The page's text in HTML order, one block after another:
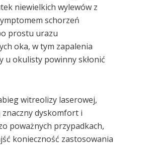
niewielkich wylewów z
schorzeń
prostu urazu
oka, w tym zapalenia
u okulisty powinny skłonić
witreolizy laserowej,
znaczny dyskomfort i
poważnych przypadkach,
konieczność zastosowania